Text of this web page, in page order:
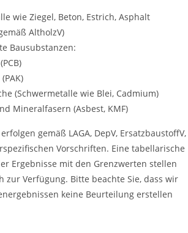
wie Ziegel, Beton, Estrich, Asphalt
AltholzV)
Bausubstanzen:
(Schwermetalle wie Blei, Cadmium)
Mineralfasern (Asbest, KMF)
gemäß LAGA, DepV, ErsatzbaustoffV,
Vorschriften. Eine tabellarische
Ergebnisse mit den Grenzwerten stellen
zur Verfügung. Bitte beachte Sie, dass wir
keine Beurteilung erstellen